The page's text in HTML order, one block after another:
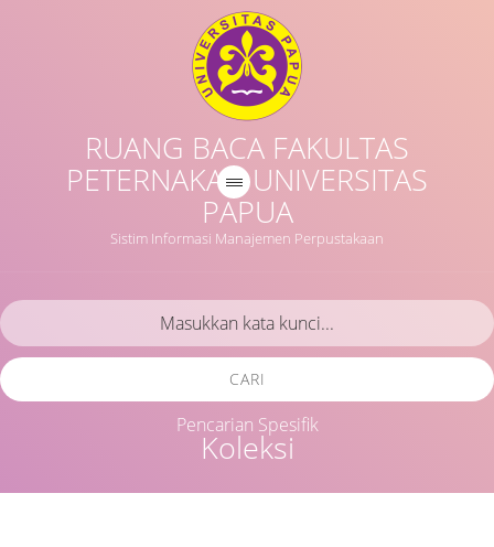
RUANG BACA FAKULTAS
PETERNAKAN UNIVERSITAS
PAPUA
Sistim Informasi Manajemen Perpustakaan
Koleksi
CARI
Pencarian Spesifik